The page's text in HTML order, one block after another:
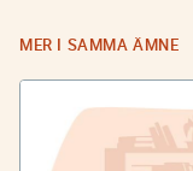
MER I SAMMA ÄMNE